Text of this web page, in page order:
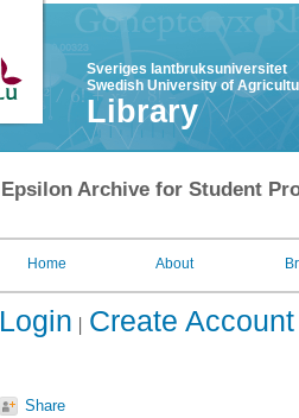
Sveriges lantbruksuniversitet
Swedish University of
Library
Epsilon Archive for Student
Home About
Login Create Account
Share